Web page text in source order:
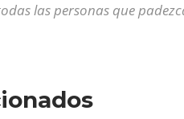
las personas que